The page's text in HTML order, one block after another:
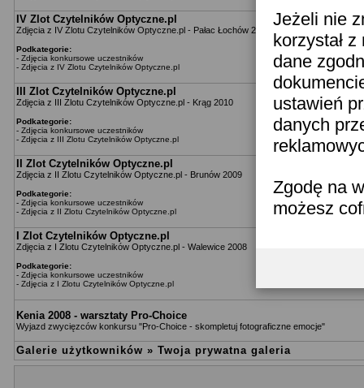
Jeżeli nie
korzystał
dane
ustawień
danych
Zgodę na
możesz
IV Zlot Czytelników Optyczne.pl
Zdjęcia z IV Zlotu Czytelników Optyczne.pl - Pałac Łochów 2011
Podkategorie:
- Zdjęcia konkursowe uczestników
- Zdjęcia z IV Zlotu Czytelników Optyczne.pl
III Zlot Czytelników Optyczne.pl
Zdjęcia z III Zlotu Czytelników Optyczne.pl - Krąg 2010
Podkategorie:
- Zdjęcia konkursowe uczestników
- Zdjęcia z III Zlotu Czytelników Optyczne.pl
II Zlot Czytelników Optyczne.pl
Zdjęcia z II Zlotu Czytelników Optyczne.pl - Brunów 2009
Podkategorie:
- Zdjęcia konkursowe uczestników
- Zdjęcia z II Zlotu Czytelników Optyczne.pl
I Zlot Czytelników Optyczne.pl
Zdjęcia z I Zlotu Czytelników Optyczne.pl - Walewice 2008
Podkategorie:
- Zdjęcia konkursowe uczestników
- Zdjęcia z I Zlotu Czytelników Optyczne.pl
Kenia 2008 - warsztaty Pro-Choice
Wyjazd zwycięzców konkursu "Pro-Choice - skompletuj fotograficzne emocje"
Galerie użytkowników » Twoja prywatna galeria